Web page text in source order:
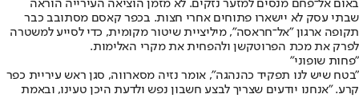
באום אל־פחם מנסים למזער נזקים. לא מזמן הוציאה העירייה הוראה
שבתי עסק לא יישארו פתוחים אחרי חצות. בכפר קאסם מסתובב כבר
תקופה ארגון "אל־חראסה", מיליציית שיטור מקומית, כדי לסייע למשטרה
לפרק את מכת הפרוטקשן ולהפחית את מקרי האלימות.
"פחות שופוני"
"בטח שיש לנו תפקיד כהנהגה", אומר נזיה מסארווה, סגן ראש עיריית כפר
קרע. "אנחנו יודעים שצריך לבצע חשבון נפש ולדעת היכן טעינו, ובאמת